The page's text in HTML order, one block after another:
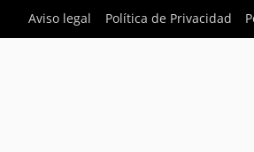
Aviso legal
Política de Privacidad